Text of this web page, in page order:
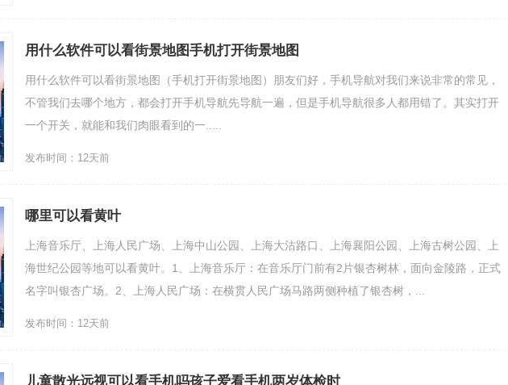
用什么软件可以看街景地图手机打开街景地图
用什么软件可以看街景地图（手机打开街景地图）朋友们好，手机导航对我们来说非常的常见，
不管我们去哪个地方，都会打开手机导航先导航一遍，但是手机导航很多人都用错了。其实打开
一个开关，就能和我们肉眼看到的一.....
发布时间：12天前
哪里可以看黄叶
上海音乐厅、上海人民广场、上海中山公园、上海大沽路口、上海襄阳公园、上海古树公园、上
海世纪公园等地可以看黄叶。1、上海音乐厅：在音乐厅门前有2片银杏树林，面向金陵路，正式
名字叫银杏广场。2、上海人民广场：在横贯人民广场马路两侧种植了银杏树，...
发布时间：12天前
儿童散光远视可以看手机吗孩子爱看手机两岁体检时